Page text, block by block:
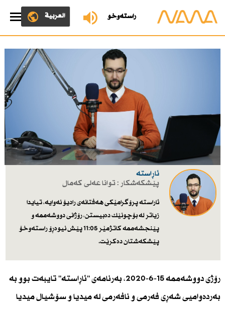
ڕاستەوخۆ العربية
ئاڕاستە
پێشکەشکار : توانا عەلی كەمال
ئاراستە پرۆگرامێكی هەفتانەی رادیۆ نەوایە، تیایدا
زیاتر لە بۆچونێك دەبیستن، رۆژانی دووشەممە و
پێنجشەممە كاتژمێر 11:05 پێش نیوه‌ڕۆ راستەوخۆ
پێشكەشتان دەكرێت.
رۆژى دووشه‌ممه‌ 15-6-2020، به‌رنامه‌ی "ئاڕاسته‌" تایبه‌ت بوو به‌
به‌رده‌وامیى شه‌ڕى فه‌رمى و نافه‌رمى له‌ میدیا و سۆشیال میدیا